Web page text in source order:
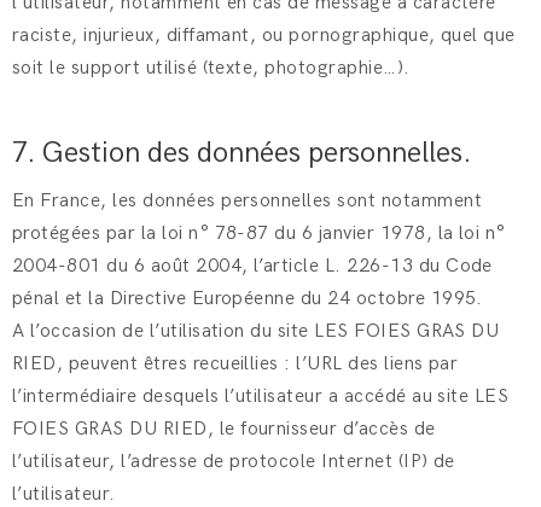
raciste, injurieux, diffamant, ou pornographique, quel que
soit le support utilisé (texte, photographie…).
7. Gestion des données personnelles.
En France, les données personnelles sont notamment
protégées par la loi n° 78-87 du 6 janvier 1978, la loi n°
2004-801 du 6 août 2004, l’article L. 226-13 du Code
pénal et la Directive Européenne du 24 octobre 1995.
A l’occasion de l’utilisation du site LES FOIES GRAS DU
RIED, peuvent êtres recueillies : l’URL des liens par
l’intermédiaire desquels l’utilisateur a accédé au site LES
FOIES GRAS DU RIED, le fournisseur d’accès de
l’utilisateur, l’adresse de protocole Internet (IP) de
l’utilisateur.